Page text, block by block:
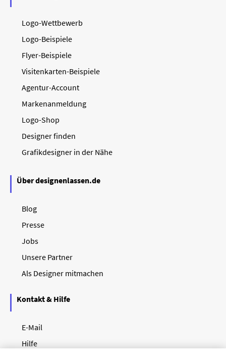
Logo-Wettbewerb
Logo-Beispiele
Flyer-Beispiele
Visitenkarten-Beispiele
Agentur-Account
Markenanmeldung
Logo-Shop
Designer finden
Grafikdesigner in der Nähe
Über designenlassen.de
Blog
Presse
Jobs
Unsere Partner
Als Designer mitmachen
Kontakt & Hilfe
E-Mail
Hilfe